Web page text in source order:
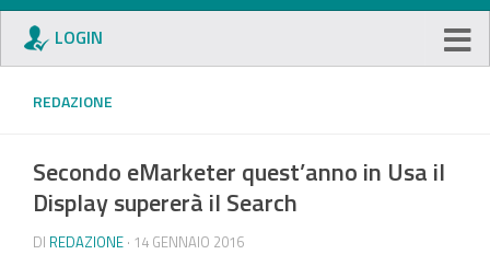
LOGIN
REDAZIONE
Secondo eMarketer quest’anno in Usa il
Display supererà il Search
DI REDAZIONE · 14 GENNAIO 2016